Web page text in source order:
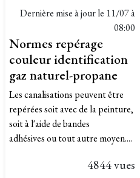
Dernière mise à jour le 11/07 à
08:00
Normes repérage
couleur identification
gaz naturel-propane
Les canalisations peuvent être
repérées soit avec de la peinture,
soit à l'aide de bandes
adhésives ou tout autre moyen....
4844 vues